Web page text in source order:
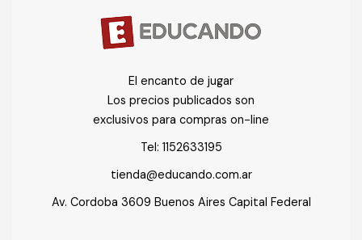
El encanto de jugar
Los precios publicados son
exclusivos para compras on-line
Tel: 1152633195
tienda@educando.com.ar
Av. Cordoba 3609 Buenos Aires Capital Federal